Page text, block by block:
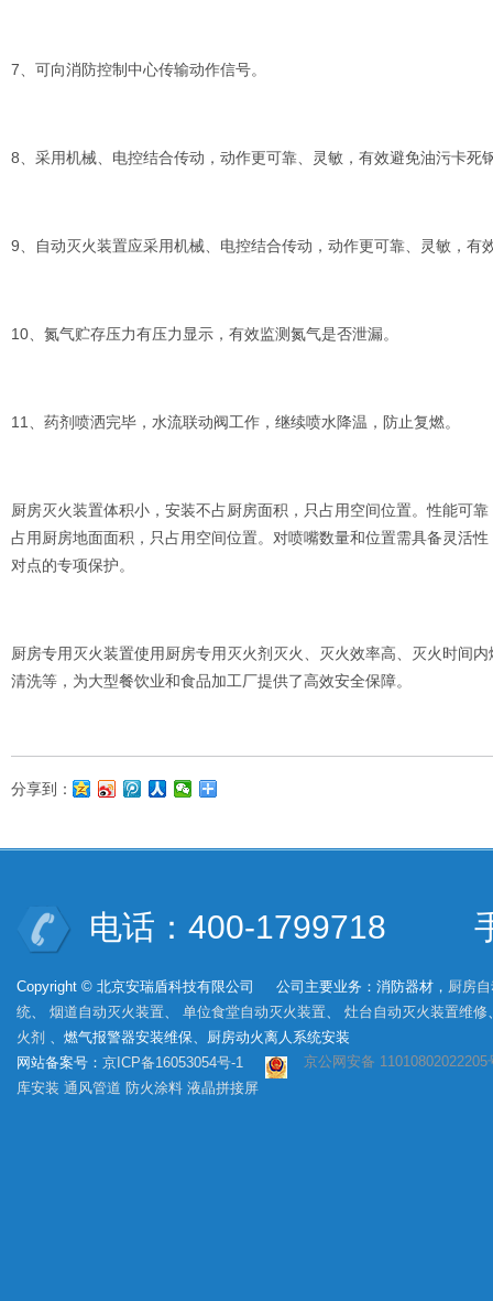
7、可向消防控制中心传输动作信号。
8、采用机械、电控结合传动，动作更可靠、灵敏，有效避免油污卡死
9、自动灭火装置应采用机械、电控结合传动，动作更可靠、灵敏，有
10、氮气贮存压力有压力显示，有效监测氮气是否泄漏。
11、药剂喷洒完毕，水流联动阀工作，继续喷水降温，防止复燃。
厨房灭火装置体积小，安装不占厨房面积，只占用空间位置。性能可
占用厨房地面面积，只占用空间位置。对喷嘴数量和位置需具备灵活
对点的专项保护。
厨房专用灭火装置使用厨房专用灭火剂灭火、灭火效率高、灭火时间
清洗等，为大型餐饮业和食品加工厂提供了高效安全保障。
分享到：
电话：400-1799718 手
Copyright © 北京安瑞盾科技有限公司 公司主要业务：消防器材， 厨房
统、 烟道自动灭火装置、 单位食堂自动灭火装置、 灶台自动灭火装置维修
火剂 、燃气报警器安装维保、厨房动火离人系统安装
网站备案号： 京ICP备16053054号-1
京公网安备 11010802022205
库安装 通风管道 防火涂料 液晶拼接屏